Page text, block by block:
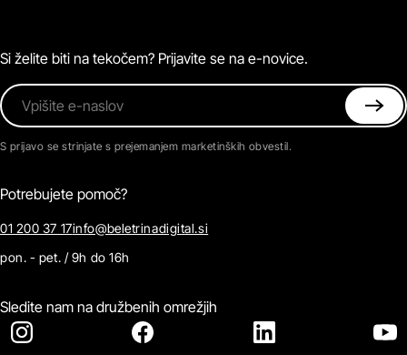
Kontaktirajte nas
Si želite biti na tekočem? Prijavite se na e-novice.
Vpišite e-naslov
S prijavo se strinjate s prejemanjem marketinških obvestil.
Potrebujete pomoč?
01 200 37 17info@beletrinadigital.si
pon. - pet. / 9h do 16h
Sledite nam na družbenih omrežjih